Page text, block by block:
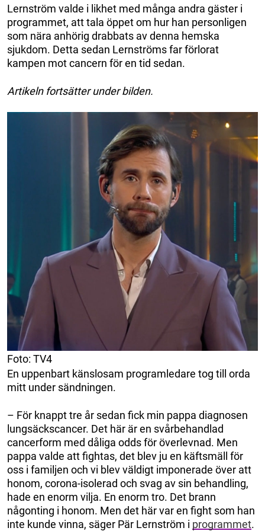
Lernström valde i likhet med många andra gäster i
programmet, att tala öppet om hur han personligen
som nära anhörig drabbats av denna hemska
sjukdom. Detta sedan Lernströms far förlorat
kampen mot cancern för en tid sedan.
Artikeln fortsätter under bilden.
Foto: TV4
En uppenbart känslosam programledare tog till orda
mitt under sändningen.
– För knappt tre år sedan fick min pappa diagnosen
lungsäckscancer. Det här är en svårbehandlad
cancerform med dåliga odds för överlevnad. Men
pappa valde att fightas, det blev ju en käftsmäll för
oss i familjen och vi blev väldigt imponerade över att
honom, corona-isolerad och svag av sin behandling,
hade en enorm vilja. En enorm tro. Det brann
någonting i honom. Men det här var en fight som han
inte kunde vinna, säger Pär Lernström i programmet.